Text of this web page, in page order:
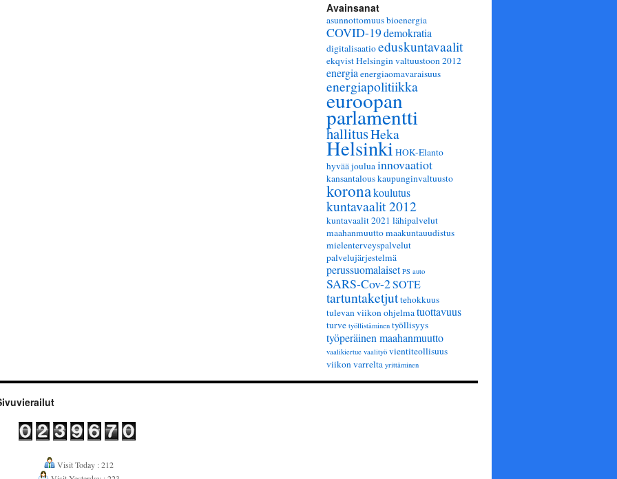
Avainsanat
asunnottomuusbioenergia
COVID-19demokratia
digitalisaatioeduskuntavaalit
ekqvist Helsingin valtuustoon 2012
energia energiaomavaraisuus
energiapolitiikka
euroopan
parlamentti
hallitusHeka
HelsinkiHOK-Elanto
hyvää jouluainnovaatiot
kansantalouskaupunginvaltuusto
koronakoulutus
kuntavaalit 2012
kuntavaalit 2021 lähipalvelut
maahanmuuttomaakuntauudistus
mielenterveyspalvelut
palvelujärjestelmä
perussuomalaiset PS auto
SARS-Cov-2SOTE
tartuntaketjuttehokkuus
tulevan viikon ohjelmatuottavuus
turve työllistäminen työllisyys
työperäinen maahanmuutto
vaalikiertue vaalityö vientiteollisuus
viikon varrelta yrittäminen
Visit Today : 212